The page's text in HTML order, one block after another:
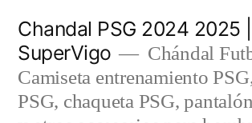
contenido
Chandal PSG 2024 2025 |
SuperVigo
Chándal
Camiseta entrenamiento
PSG, chaqueta PSG,